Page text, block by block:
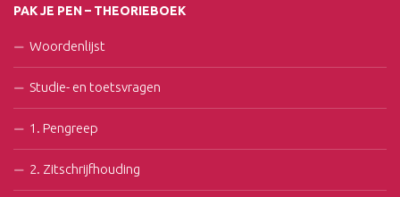
PAK JE PEN – THEORIEBOEK
Woordenlijst
Studie- en toetsvragen
1. Pengreep
2. Zitschrijfhouding